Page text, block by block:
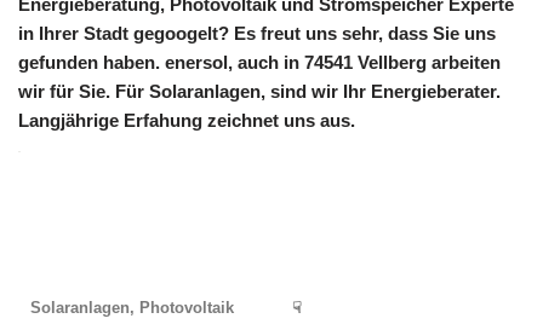
Energieberatung, Photovoltaik und Stromspeicher Experte
in Ihrer Stadt gegoogelt? Es freut uns sehr, dass Sie uns
gefunden haben. enersol, auch in 74541 Vellberg arbeiten
wir für Sie. Für Solaranlagen, sind wir Ihr Energieberater.
Langjährige Erfahung zeichnet uns aus.
Solaranlagen, Photovoltaik ☟